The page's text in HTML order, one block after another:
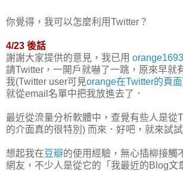
你覺得，我可以怎麼利用Twitter？
4/23 後話
謝謝大家提供的意見，我已用
請Twitter，一開戶就嚇了一跳，原來早就
我(Twitter user可見orange在Twitter的頁面
就從email名單中把我放進去了．
最近從流量分析軟體中，查覺有些人是從
的介面真的很特別) 而來．好吧，就來試
想起我在豆瓣的使用經驗，無心插柳接觸
網友，不少人是從它的「我最近的Blog文